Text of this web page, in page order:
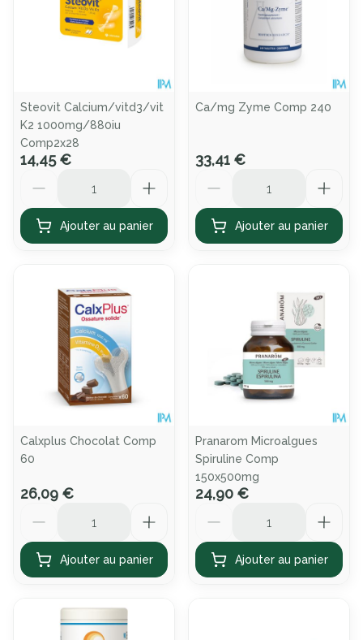
Steovit Calcium/vitd3/vit
K2 1000mg/880iu
Comp2x28
14,45 €
Ajouter au panier
Ca/mg Zyme Comp 240
33,41 €
Ajouter au panier
Calxplus Chocolat Comp
60
26,09 €
Ajouter au panier
Pranarom Microalgues
Spiruline Comp
150x500mg
24,90 €
Ajouter au panier